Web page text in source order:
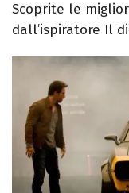
Scoprite le
dall’ispiratore Il